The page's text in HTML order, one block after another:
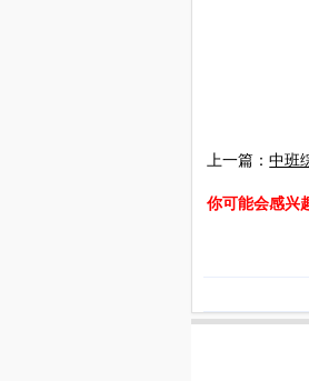
上一篇：中班
你可能会感兴